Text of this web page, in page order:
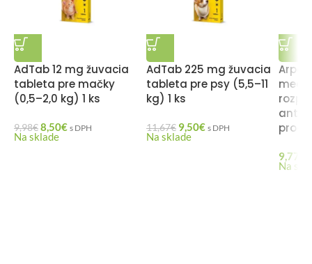
AdTab 12 mg žuvacia
tableta pre mačky
(0,5–2,0 kg) 1 ks
9,98€8,50€ s DPH
Na sklade
AdTab 225 mg žuvacia
tableta pre psy (5,5–11
kg) 1 ks
11,67€ 9,50€ s DPH
Na sklade
9,77
Na